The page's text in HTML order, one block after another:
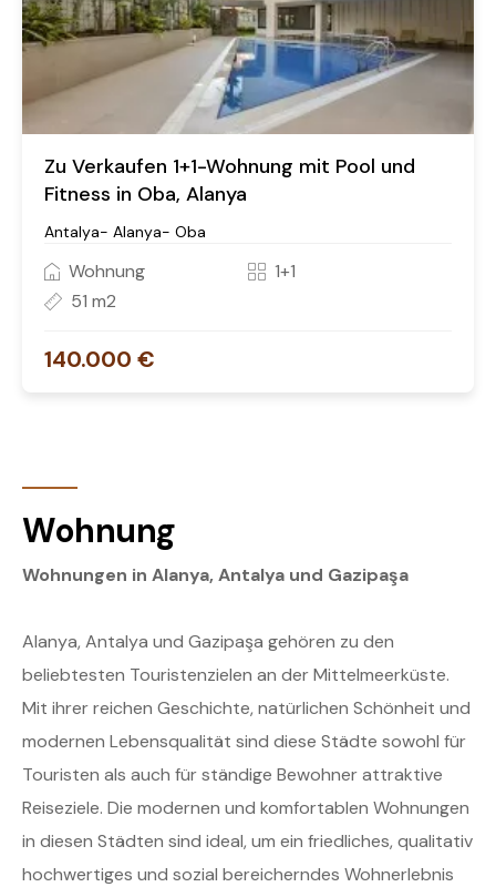
Zu Verkaufen 1+1-Wohnung mit Pool und
Fitness in Oba, Alanya
Antalya- Alanya- Oba
Wohnung
1+1
51 m2
140.000 €
Wohnung
Wohnungen in Alanya, Antalya und Gazipaşa
Alanya, Antalya und Gazipaşa gehören zu den
beliebtesten Touristenzielen an der Mittelmeerküste.
Mit ihrer reichen Geschichte, natürlichen Schönheit und
modernen Lebensqualität sind diese Städte sowohl für
Touristen als auch für ständige Bewohner attraktive
Reiseziele. Die modernen und komfortablen Wohnungen
in diesen Städten sind ideal, um ein friedliches, qualitativ
hochwertiges und sozial bereicherndes Wohnerlebnis